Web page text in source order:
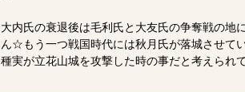
大内氏の衰退後は毛利氏と大友氏の争奪戦の地
ん☆もう一つ戦国時代には秋月氏が落城させて
種実が立花山城を攻撃した時の事だと考えられ